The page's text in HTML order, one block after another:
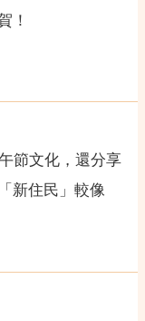
！
節文化，還分享
新住民」較像